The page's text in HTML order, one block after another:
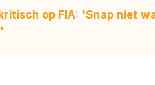
op FIA: 'Snap niet